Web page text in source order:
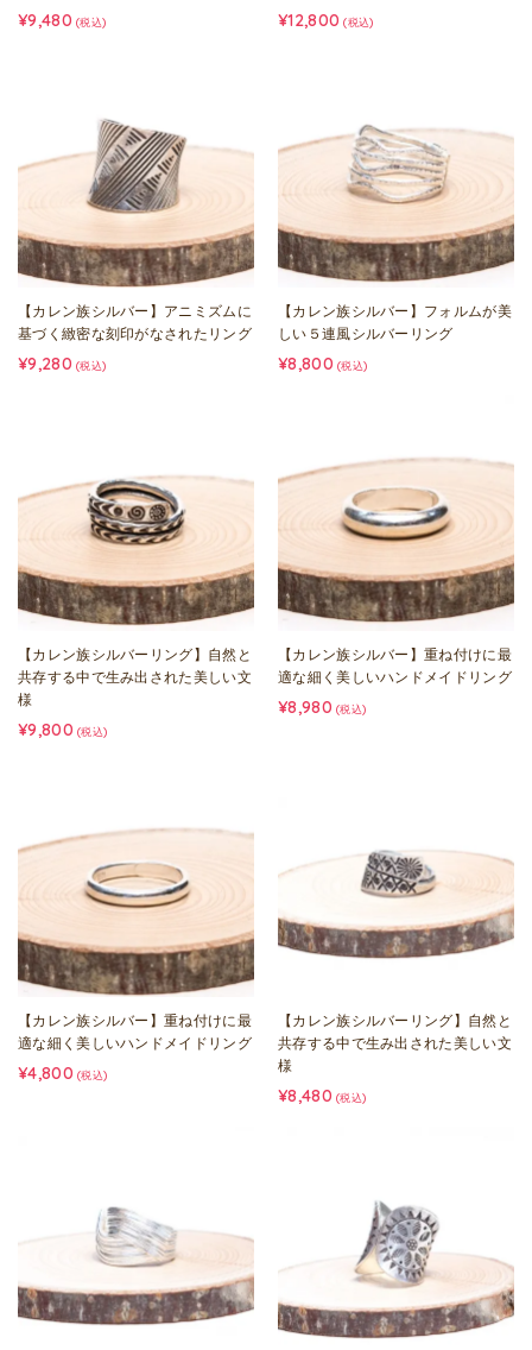
¥9,480 (税込) ¥12,800 (税込)
【カレン族シルバー】アニミズムに
基づく緻密な刻印がなされたリング
¥9,280 (税込)
【カレン族シルバー】フォルムが美
しい５連風シルバーリング
¥8,800 (税込)
【カレン族シルバーリング】自然と
共存する中で生み出された美しい文
様
¥9,800 (税込)
【カレン族シルバー】重ね付けに最
適な細く美しいハンドメイドリング
¥8,980 (税込)
【カレン族シルバー】重ね付けに最
適な細く美しいハンドメイドリング
¥4,800 (税込)
【カレン族シルバーリング】自然と
共存する中で生み出された美しい文
様
¥8,480 (税込)